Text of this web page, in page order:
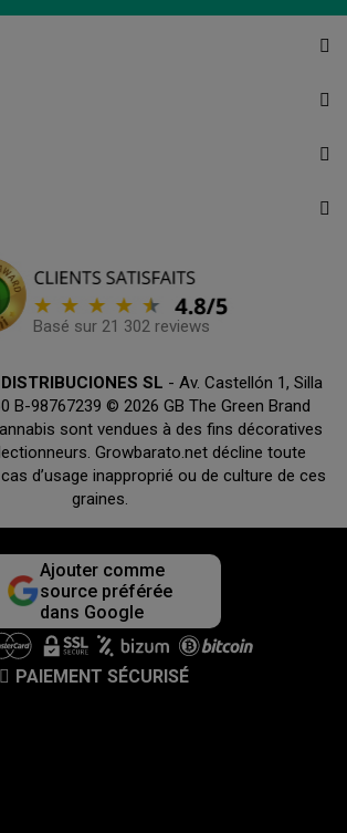
Basé sur 21 302 reviews
SL - Av. Castellón 1, Silla
B-98767239 © 2026 GB The Green Brand
sont vendues à des fins décoratives
Growbarato.net décline toute
d’usage inapproprié ou de culture de ces
graines.
Ajouter comme
source préférée
dans Google
PAIEMENT SÉCURISÉ